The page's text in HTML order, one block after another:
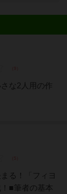
な2人用の作
る！「フィヨ
■筆者の基本